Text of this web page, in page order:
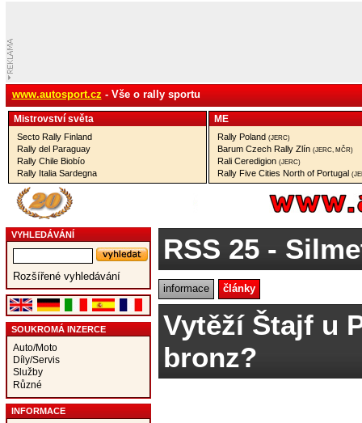
www.autosport.cz - Vše o rally sportu
Mistrovství­ světa
Secto Rally Finland
Rally del Paraguay
Rally Chile Biobío
Rally Italia Sardegna
ME
Rally Poland (JERC)
Barum Czech Rally Zlín (JERC, MČR)
Rali Ceredigion (JERC)
Rally Five Cities North of Portugal
VYHLEDÁVÁNÍ
Rozšířené vyhledávání
SOUKROMÁ INZERCE
Auto/Moto
Díly/Servis
Služby
Různé
INFORMACE
RSS 25-
informace články
Vytěží Štajf u
bronz?